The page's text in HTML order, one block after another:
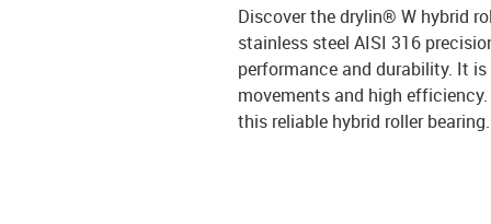
Discover the drylin® W hybrid
stainless steel AISI 316
performance and durability. It
movements and high
this reliable hybrid roller bearing.